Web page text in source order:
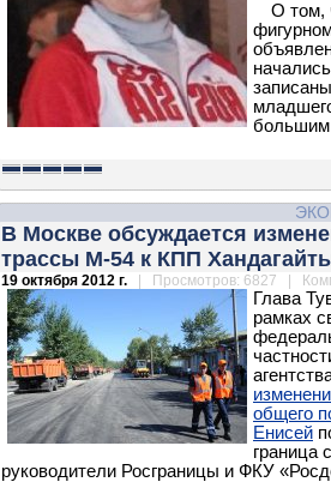
О том,
большим
В Москве обсуждается
трассы М-54 к КПП
19 октября 2012 г. | Просмотров: 6827 |
Глава
рамках
общего
Енисей
граница
руководители Росграницы и ФКУ